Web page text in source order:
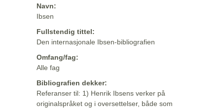
Navn:
Ibsen
Fullstendig tittel:
Den internasjonale Ibsen-bibliografien
Omfang/fag:
Alle fag
Bibliografien dekker:
Referanser til: 1) Henrik Ibsens verker på
originalspråket og i oversettelser, både som